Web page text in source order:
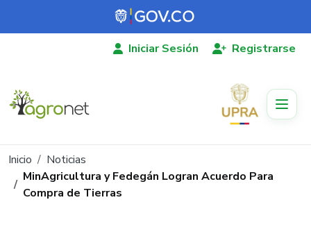
Pasar al contenido principal
Iniciar Sesión Registrarse
Ruta de navegación
Inicio
Noticias
MinAgricultura y Fedegán Logran Acuerdo Para
Compra de Tierras